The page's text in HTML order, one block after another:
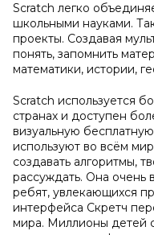
Scratch легко
школьными науками.
проекты. Создавая
понять, запомнить
математики, истории,
Scratch используется
странах и доступен
визуальную
используют во всём
создавать алгоритмы,
рассуждать. Она очень
ребят, увлекающихся
интерфейса Скретч
мира. Миллионы детей